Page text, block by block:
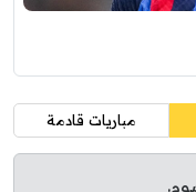
مباريات قادمة